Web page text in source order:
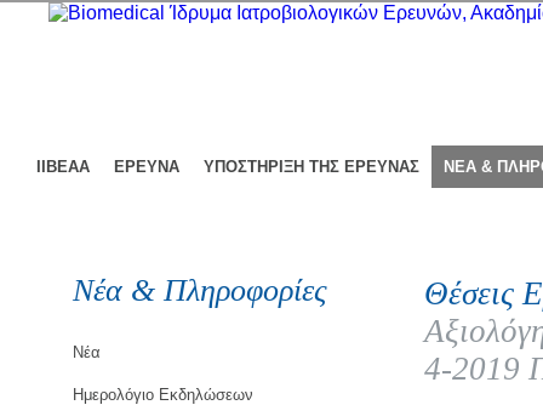
ΙΙΒΕΑΑ ΕΡΕΥΝΑ ΥΠΟΣΤΗΡΙΞΗ ΤΗΣ ΕΡΕΥΝΑΣ ΝΕΑ &
Νέα & Πληροφορίες
Νέα
Ημερολόγιο Εκδηλώσεων
Θέσεις
4-2019